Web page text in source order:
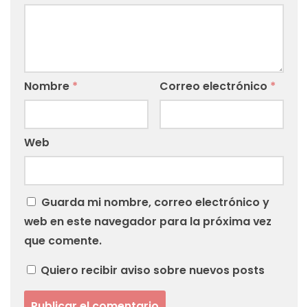
Nombre * Correo electrónico *
Web
Guarda mi nombre, correo electrónico y
web en este navegador para la próxima vez
que comente.
Quiero recibir aviso sobre nuevos posts